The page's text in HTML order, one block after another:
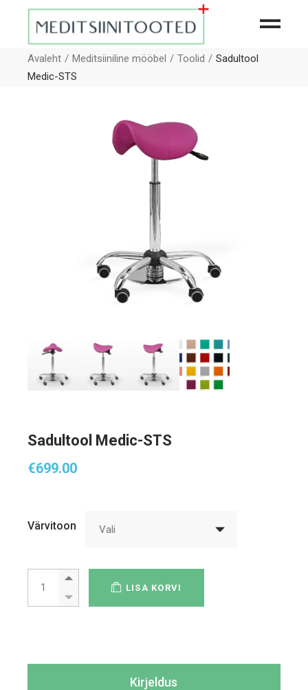
Avaleht Meditsiiniline mööbel Toolid
Sadultool
Medic-STS
Sadultool Medic-STS
€699.00
Värvitoon Vali
Sadultool Medic-STS quantity
LISA KORVI
Kirjeldus